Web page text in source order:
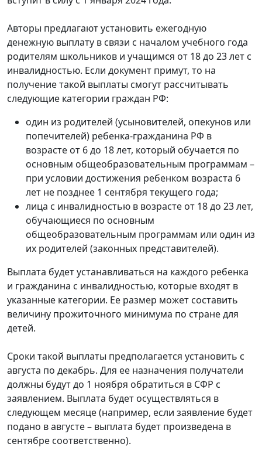
Авторы предлагают установить ежегодную
денежную выплату в связи с началом учебного года
родителям школьников и учащимся от 18 до 23 лет с
инвалидностью. Если документ примут, то на
получение такой выплаты смогут рассчитывать
следующие категории граждан РФ:
один из родителей (усыновителей, опекунов или
попечителей) ребенка-гражданина РФ в
возрасте от 6 до 18 лет, который обучается по
основным общеобразовательным программам –
при условии достижения ребенком возраста 6
лет не позднее 1 сентября текущего года;
лица с инвалидностью в возрасте от 18 до 23 лет,
обучающиеся по основным
общеобразовательным программам или один из
их родителей (законных представителей).
Выплата будет устанавливаться на каждого ребенка
и гражданина с инвалидностью, которые входят в
указанные категории. Ее размер может составить
величину прожиточного минимума по стране для
детей.
Сроки такой выплаты предполагается установить с
августа по декабрь. Для ее назначения получатели
должны будут до 1 ноября обратиться в СФР с
заявлением. Выплата будет осуществляться в
следующем месяце (например, если заявление будет
подано в августе – выплата будет произведена в
сентябре соответственно).